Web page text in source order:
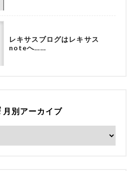
レキサスブログはレキサス
noteへ……
月別アーカイブ